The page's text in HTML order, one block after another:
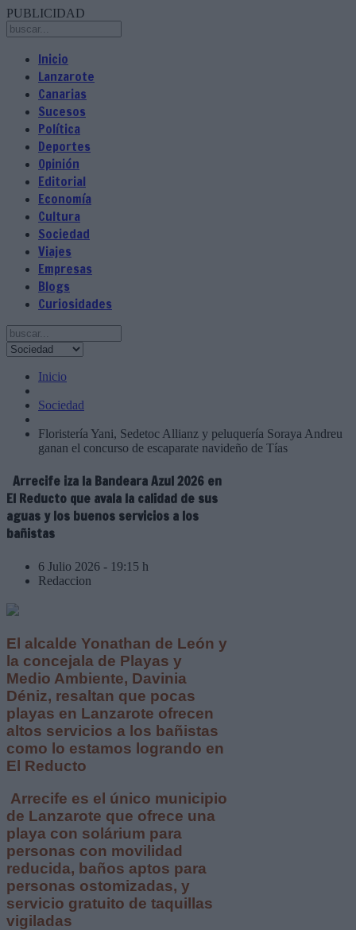
PUBLICIDAD
Inicio
Lanzarote
Canarias
Sucesos
Política
Deportes
Opinión
Editorial
Economía
Cultura
Sociedad
Viajes
Empresas
Blogs
Curiosidades
Inicio
Sociedad
Floristería Yani, Sedetoc Allianz y peluquería Soraya Andreu
ganan el concurso de escaparate navideño de Tías
Arrecife iza la Bandeara Azul 2026 en
El Reducto que avala la calidad de sus
aguas y los buenos servicios a los
bañistas
6 Julio 2026 - 19:15 h
Redaccion
El alcalde Yonathan de León y
la concejala de Playas y
Medio Ambiente, Davinia
Déniz, resaltan que pocas
playas en Lanzarote ofrecen
altos servicios a los bañistas
como lo estamos logrando en
El Reducto
Arrecife es el único municipio
de Lanzarote que ofrece una
playa con solárium para
personas con movilidad
reducida, baños aptos para
personas ostomizadas, y
servicio gratuito de taquillas
vigiladas